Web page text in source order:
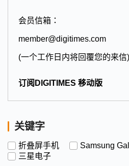
会员信箱：
member@digitimes.com
(一个工作日内将回覆您的来信)
订阅DIGITIMES 移动版
关键字
折叠屏手机 Samsung
三星电子